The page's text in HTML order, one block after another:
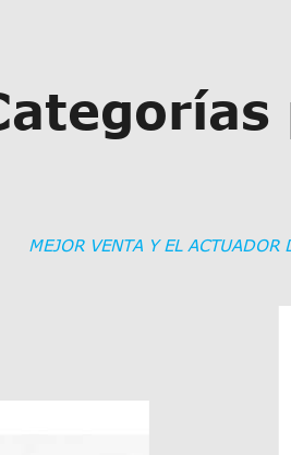
MEJOR VENTA Y EL